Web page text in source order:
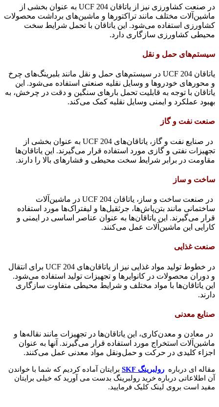
در صنعت کشاورزی نیز از یاتاقان UCF 204 به عنوان بخشی از
ماشین‌آلات مختلف مانند تراکتورها و ماشین‌های برداشت محصولات
کشاورزی استفاده می‌شود. این یاتاقان با تحمل شرایط سخت
محیطی کشاورزی سازگاری دارد.
سیستم‌های حمل و نقل
یاتاقان UCF 204 در سیستم‌های حمل و نقل مانند بلبرینگ‌های چرخ
و محورهای خودروها و وسایل نقلیه صنعتی استفاده می‌شود. این
یاتاقان با توجه به قابلیت تحمل بارهای سنگین و دقت در چرخش، به
بهبود عملکرد و ایمنی وسایل نقلیه کمک می‌کند.
صنعت نفت و گاز
در صنایع نفت و گاز، یاتاقان‌های UCF 204 به عنوان بخشی از
تجهیزات نفتی و گازی مورد استفاده قرار می‌گیرند. این یاتاقان‌ها
مقاومت در برابر شرایط سخت محیطی و فشارهای بالا را دارند.
ساخت و ساز
در صنعت ساخت و ساز، یاتاقان UCF 204 در ماشین‌آلات
ساختمانی مانند بتن‌پاش‌ها، جرثقیل‌ها و لیفتراک‌ها مورد استفاده
قرار می‌گیرند. این یاتاقان‌ها به عنوان عناصر اساسی در ایمنی و
کارایی این ماشین‌آلات عمل می‌کنند.
صنعت غذایی
در خطوط تولید مواد غذایی نیز از یاتاقان‌های UCF 204 برای انتقال
و دوران محصولات در کانوایرها و تجهیزات تولید استفاده می‌شود.
این یاتاقان‌ها با مواد مختلف و شرایط محیطی متفاوت سازگاری
دارند.
صنایع معدنی
در معادن و معدن‌کاری، این یاتاقان‌ها در تجهیزات مانند نقاله‌ها و
ماشین‌آلات استخراج مورد استفاده قرار می‌گیرند. آنها به عنوان
اجزاء کلیدی در حرکت و حمل‌ونقل مواد معدنی عمل می‌کنند.
مقاله ای درباره رولبرینگ SKF
برایتان آماده کردیم که شما با خواندن
آن اطلاعاتی درباره خرید رولبرینگ بدست می آورید که خیلی برایتان
مفید است بروی لینک کلیک فرمایید.